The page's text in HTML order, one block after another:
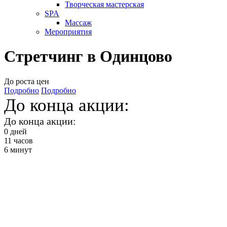
Творческая мастерская
SPA
Массаж
Мероприятия
Стретчинг в Одинцово
До роста цен
Подробно Подробно
До конца акции:
До конца акции:
0 дней
11 часов
6 минут